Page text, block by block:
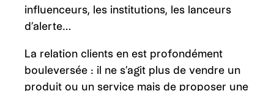
influenceurs, les institutions, les lanceurs
d’alerte…
La relation clients en est profondément
bouleversée : il ne s’agit plus de vendre un
produit ou un service mais de proposer une